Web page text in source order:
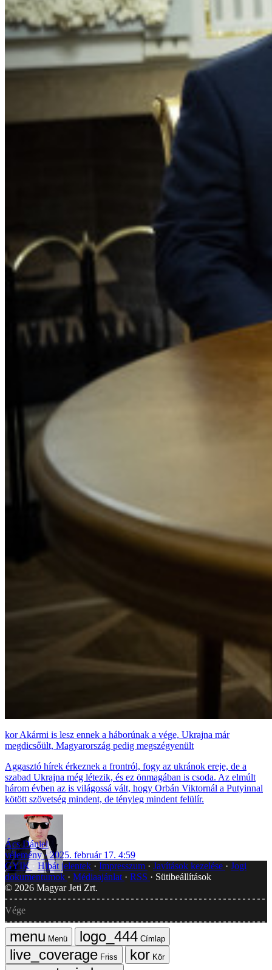
Akármi is lesz ennek a háborúnak a vége, Ukrajna már
megdicsőült, Magyarország pedig megszégyenült
Aggasztó hírek érkeznek a frontról, fogy az ukránok ereje, de a
szabad Ukrajna még létezik, és ez önmagában is csoda. Az elmúlt
három évben az is világossá vált, hogy Orbán Viktornál a Putyinnal
kötött szövetség mindent, de tényleg mindent felülír.
Ács Dániel
vélemény
2025. február 17. 4:59
GYIK
Hibát jelentek Impresszum Javítások kezelése
Jogi
dokumentumok
Médiaajánlat RSS
Sütibeállítások
© 2026 Magyar Jeti Zrt.
Vége
Menü
Címlap
Friss
Kör